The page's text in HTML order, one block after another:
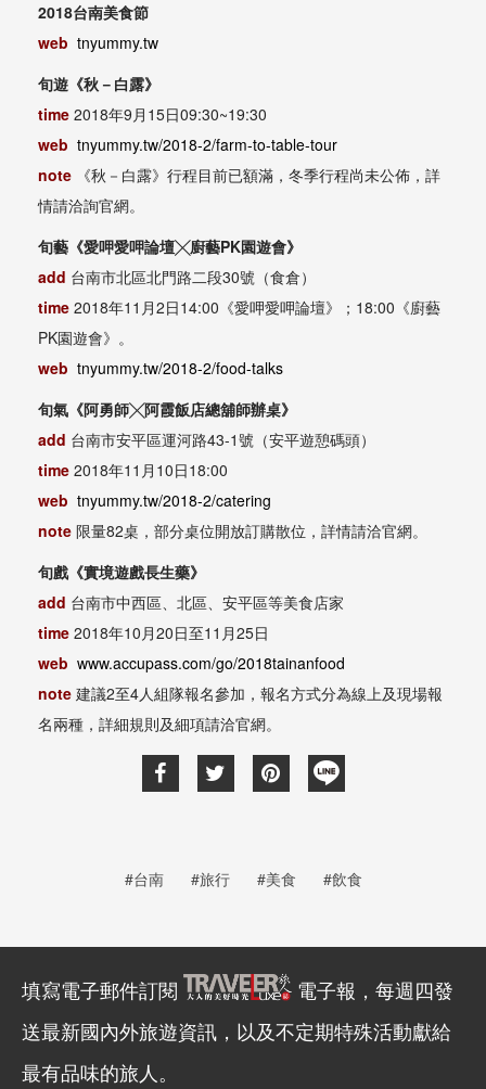
2018台南美食節
web tnyummy.tw
旬遊《秋－白露》
time 2018年9月 15日09:30~19:30
web tnyummy.tw/2018-2/farm-to-table-tour
note 《秋－白露》行程目前已額滿，冬季行程尚未公佈，詳
情請洽詢官網。
旬藝《愛呷愛呷論壇╳廚藝PK園遊會》
add 台南市北區北門路二段30號（食倉）
time 2018年11 月2日14:00 《愛呷愛呷論壇》； 18:00 《廚藝
PK園遊會》。
web tnyummy.tw/2018-2/food-talks
旬氣《阿勇師╳阿霞飯店總舖師辦桌》
add 台南市安平區運河路43-1號（安平遊憩碼頭）
time 2018年11 月 10日18:00
web tnyummy.tw/2018-2/catering
note 限量82桌，部分桌位開放訂購散位，詳情請洽官網。
旬戲《實境遊戲長生藥》
add 台南市中西區、北區、安平區等美食店家
time 2018年10月20日至11 月25日
web www.accupass.com/go/2018tainanfood
note 建議2至4人組隊報名參加，報名方式分為線上及現場報
名兩種，詳細規則及細項請洽官網。
#台南 #旅行 #美食 #飲食
填寫電子郵件訂閱
電子報，每週四發
送最新國內外旅遊資訊，以及不定期特殊活動獻給
最有品味的旅人。